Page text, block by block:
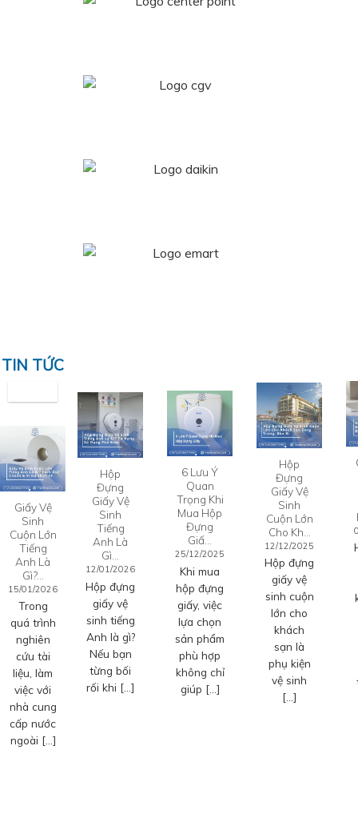
TIN TỨC
Giấy Vệ
Sinh
Cuộn Lớn
Tiếng
Anh Là
Gì?…
15/01/2026
Trong
quá trình
nghiên
cứu tài
liệu, làm
việc với
nhà cung
cấp nước
ngoài […]
Hộp
Đựng
Giấy Vệ
Sinh
Tiếng
Anh Là
Gì…
12/01/2026
Hộp đựng
giấy vệ
sinh tiếng
Anh là gì?
Nếu bạn
từng bối
rối khi […]
6 Lưu Ý
Quan
Trọng Khi
Mua Hộp
Đựng
Giấ…
25/12/2025
Khi mua
hộp đựng
giấy, việc
lựa chọn
sản phẩm
phù hợp
không chỉ
giúp […]
Hộp
Đựng
Giấy Vệ
Sinh
Cuộn Lớn
Cho Kh…
12/12/2025
Hộp đựng
giấy vệ
sinh cuộn
lớn cho
khách
sạn là
phụ kiện
vệ sinh
[…]